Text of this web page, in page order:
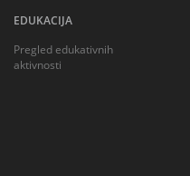
EDUKACIJA
Pregled edukativnih
aktivnosti